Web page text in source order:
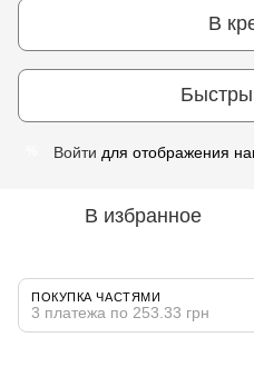
В
Войти для отображения
В избранное
ПОКУПКА ЧАСТЯМИ
3 платежа по 253.33 грн